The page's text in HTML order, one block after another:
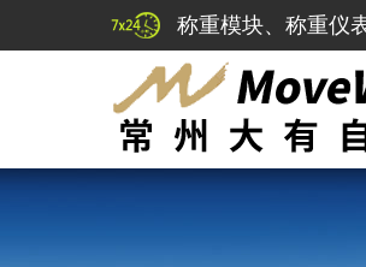
称重模块、称重仪